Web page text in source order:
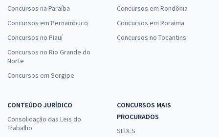
Concursos na Paraíba
Concursos em Pernambuco
Concursos no Piauí
Concursos no Rio Grande do
Norte
Concursos em Sergipe
Concursos em Rondônia
Concursos em Roraima
Concursos no Tocantins
CONTEÚDO JURÍDICO
Consolidação das Leis do
Trabalho
CONCURSOS MAIS
PROCURADOS
SEDES